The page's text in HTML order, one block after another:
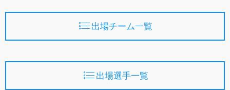
出場チーム一覧
出場選手一覧